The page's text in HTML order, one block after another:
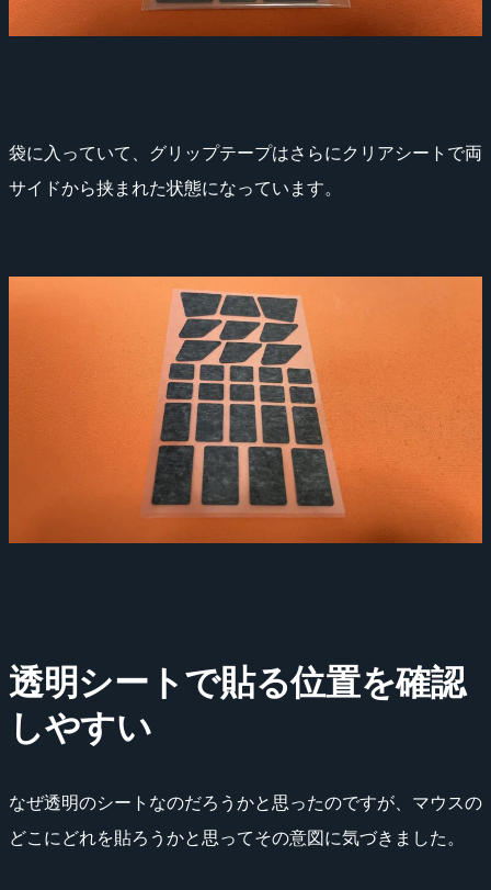
袋に入っていて、グリップテープはさらにクリアシートで両
サイドから挟まれた状態になっています。
透明シートで貼る位置を確認
しやすい
なぜ透明のシートなのだろうかと思ったのですが、マウスの
どこにどれを貼ろうかと思ってその意図に気づきました。